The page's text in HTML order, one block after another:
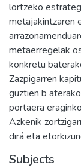
lortzeko
metajakintzaren
metaerregelak
konkretu
Zazpigarren
guztien b
portaera
Azkenik
dirá eta
Subjects